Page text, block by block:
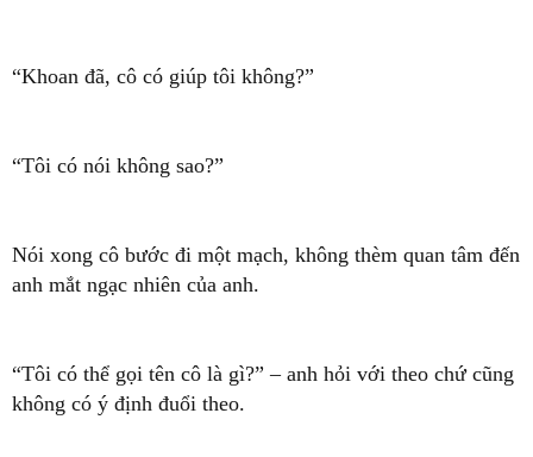
“Khoan đã, cô có giúp tôi không?”
“Tôi có nói không sao?”
Nói xong cô bước đi một mạch, không thèm quan tâm đến
anh mắt ngạc nhiên của anh.
“Tôi có thể gọi tên cô là gì?” – anh hỏi với theo chứ cũng
không có ý định đuổi theo.